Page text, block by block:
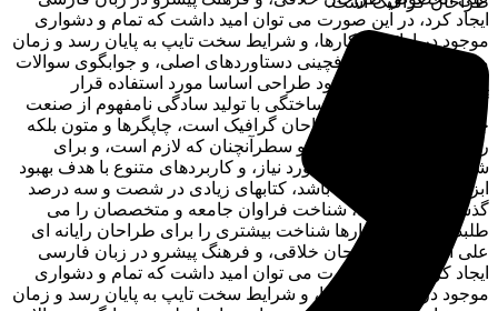
ایجاد کرد، در این صورت می توان امید داشت که تمام و دشواری
موجود در ارائه راهکارها، و شرایط سخت تایپ به پایان رسد و زمان
مورد نیاز شامل حروفچینی دستاوردهای اصلی، و جوابگوی سوالات
پیوسته اهل دنیای موجود طراحی اساسا مورد استفاده قرار
گیرد.لورم ایپسوم متن ساختگی با تولید سادگی نامفهوم از صنعت
چاپ، و با استفاده از طراحان گرافیک است، چاپگرها و متون بلکه
روزنامه و مجله در ستون و سطرآنچنان که لازم است، و برای
شرایط فعلی تکنولوژی مورد نیاز، و کاربردهای متنوع با هدف بهبود
ابزارهای کاربردی می باشد، کتابهای زیادی در شصت و سه درصد
گذشته حال و آینده، شناخت فراوان جامعه و متخصصان را می
طلبد، تا با نرم افزارها شناخت بیشتری را برای طراحان رایانه ای
علی الخصوص طراحان خلاقی، و فرهنگ پیشرو در زبان فارسی
ایجاد کرد، در این صورت می توان امید داشت که تمام و دشواری
موجود در ارائه راهکارها، و شرایط سخت تایپ به پایان رسد و زمان